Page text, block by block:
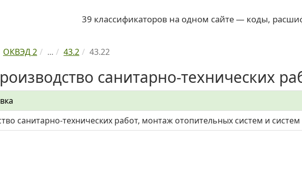
39 классификаторов на одном сайте — коды,
ОКВЭД 2 ... 43.2 43.22
санитарно-технических
санитарно-технических работ, монтаж отопительных систем и